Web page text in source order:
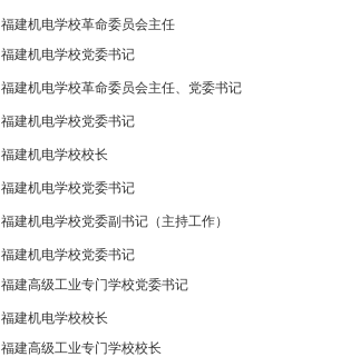
福建机电学校革命委员会主任
福建机电学校党委书记
福建机电学校革命委员会主任、党委书记
福建机电学校党委书记
福建机电学校校长
福建机电学校党委书记
福建机电学校党委副书记（主持工作）
福建机电学校党委书记
福建高级工业专门学校党委书记
福建机电学校校长
福建高级工业专门学校校长